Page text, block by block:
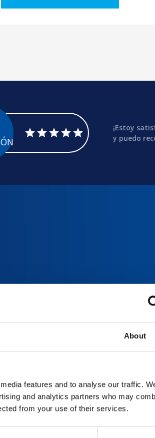
About
features and to analyse our traffic.
and analytics partners who may
from your use of their services.
¡Estoy
y puedo